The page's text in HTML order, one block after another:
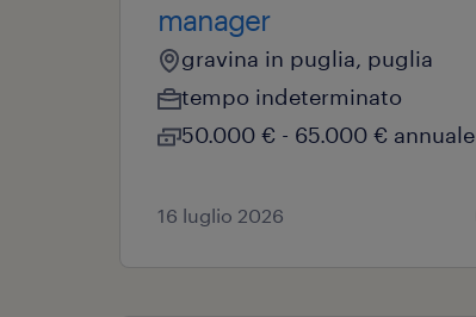
manager
gravina in puglia, puglia
tempo indeterminato
50.000 € - 65.000 € annuale
16 luglio 2026